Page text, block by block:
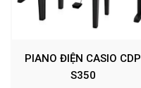
PIANO ĐIỆN CASIO CDP
S350